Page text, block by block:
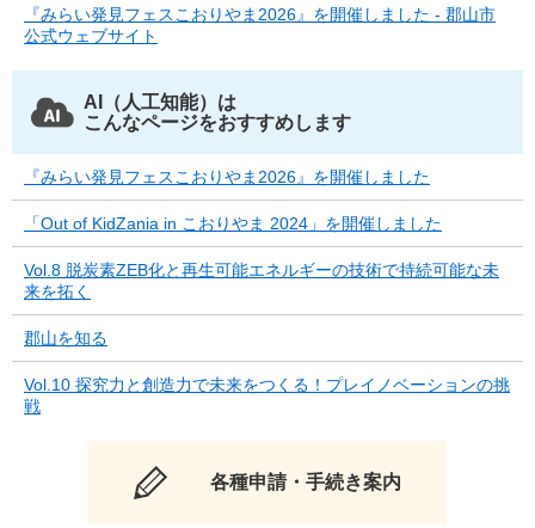
『みらい発見フェスこおりやま2026』を開催しました - 郡山市
公式ウェブサイト
AI（人工知能）は
こんなページをおすすめします
『みらい発見フェスこおりやま2026』を開催しました
「Out of KidZania in こおりやま 2024」を開催しました
Vol.8 脱炭素ZEB化と再生可能エネルギーの技術で持続可能な未
来を拓く
郡山を知る
Vol.10 探究力と創造力で未来をつくる！プレイノベーションの挑
戦
各種申請・手続き案内